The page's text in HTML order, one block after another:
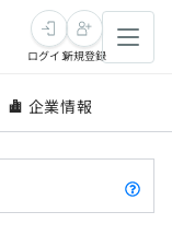
ログイン新規登録
企業情報